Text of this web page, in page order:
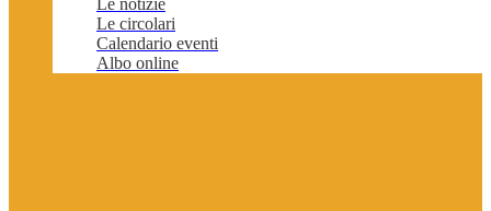
Le notizie
Le circolari
Calendario eventi
Albo online